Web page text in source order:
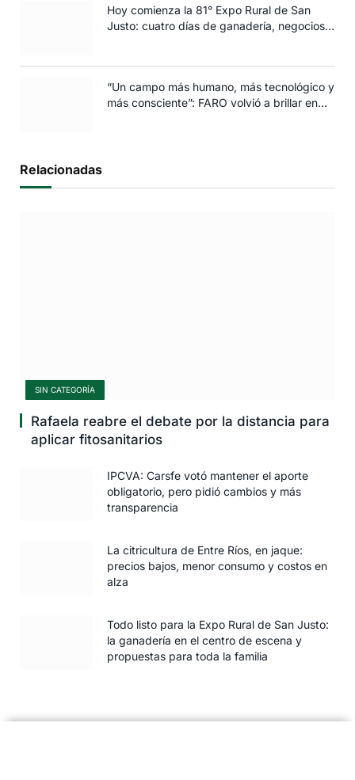
Hoy comienza la 81° Expo Rural de San
Justo: cuatro días de ganadería, negocios y
“Un campo más humano, más tecnológico y
más consciente”: FARO volvió a brillar en
Relacionadas
SIN CATEGORÍA
Rafaela reabre el debate por la distancia para
aplicar fitosanitarios
IPCVA: Carsfe votó mantener el aporte
obligatorio, pero pidió cambios y más
transparencia
La citricultura de Entre Ríos, en jaque:
precios bajos, menor consumo y costos en
alza
Todo listo para la Expo Rural de San Justo:
la ganadería en el centro de escena y
propuestas para toda la familia